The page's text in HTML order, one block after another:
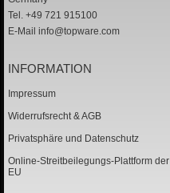
Tel. +49 721 915100
E-Mail info@topware.com
INFORMATION
Impressum
Widerrufsrecht & AGB
Privatsphäre und Datenschutz
Online-Streitbeilegungs-Plattform der
EU